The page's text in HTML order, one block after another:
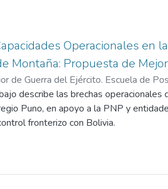
Operacionales en
Montaña: Propuesta de
de Guerra del Ejército. Escuela de
Liliana; Camacho Soriano, Adrian
describe las brechas
Puno, en apoyo a la PNP y
fronterizo con Bolivia.
es identificar, analizar, conocer y